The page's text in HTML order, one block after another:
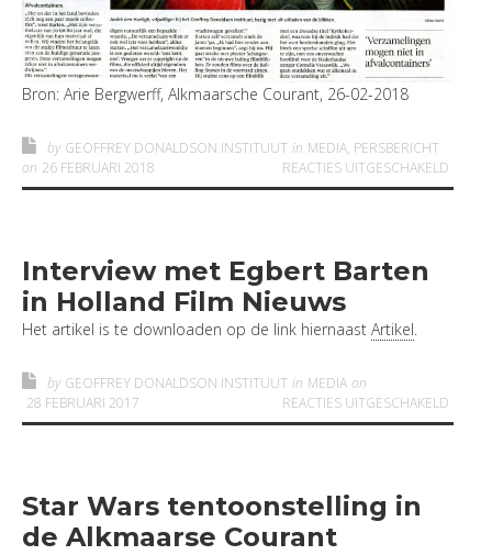
Bron: Arie Bergwerff, Alkmaarsche Courant, 26-02-2018
by GEOFFREY DONALDSON INSTITUUT in MEDIA, PERSBERICHT
on 26 FEBRUARI 2018 REACTIES UITGESCHAKELD
Interview met Egbert Barten
in Holland Film Nieuws
Het artikel is te downloaden op de link hiernaast Artikel.
by GEOFFREY DONALDSON INSTITUUT in MEDIA on
28 FEBRUARI 2017
REACTIES UITGESCHAKELD
Star Wars tentoonstelling in
de Alkmaarse Courant